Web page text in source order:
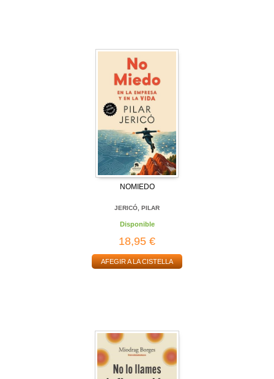
NOMIEDO
JERICÓ, PILAR
Disponible
18,95 €
AFEGIR A LA CISTELLA